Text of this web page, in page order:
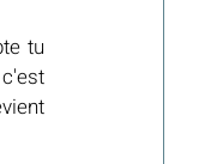
tu